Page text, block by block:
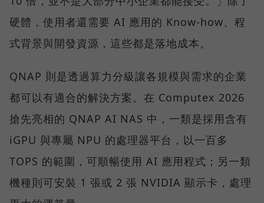
硬體，使用者還需要 AI 應用的 Know-how、程
式背景與開發資源，這些都是落地成本。
QNAP 則是透過算力分級讓各規模與需求的企業
都可以有適合的解決方案。在 Computex 2026
搶先亮相的 QNAP AI NAS 中，一類是採用含有
iGPU 與專屬 NPU 的處理器平台，以一百多
TOPS 的範圍，可順暢使用 AI 應用程式；另一類
機種則可安裝 1 張或 2 張 NVIDIA 顯示卡，處理